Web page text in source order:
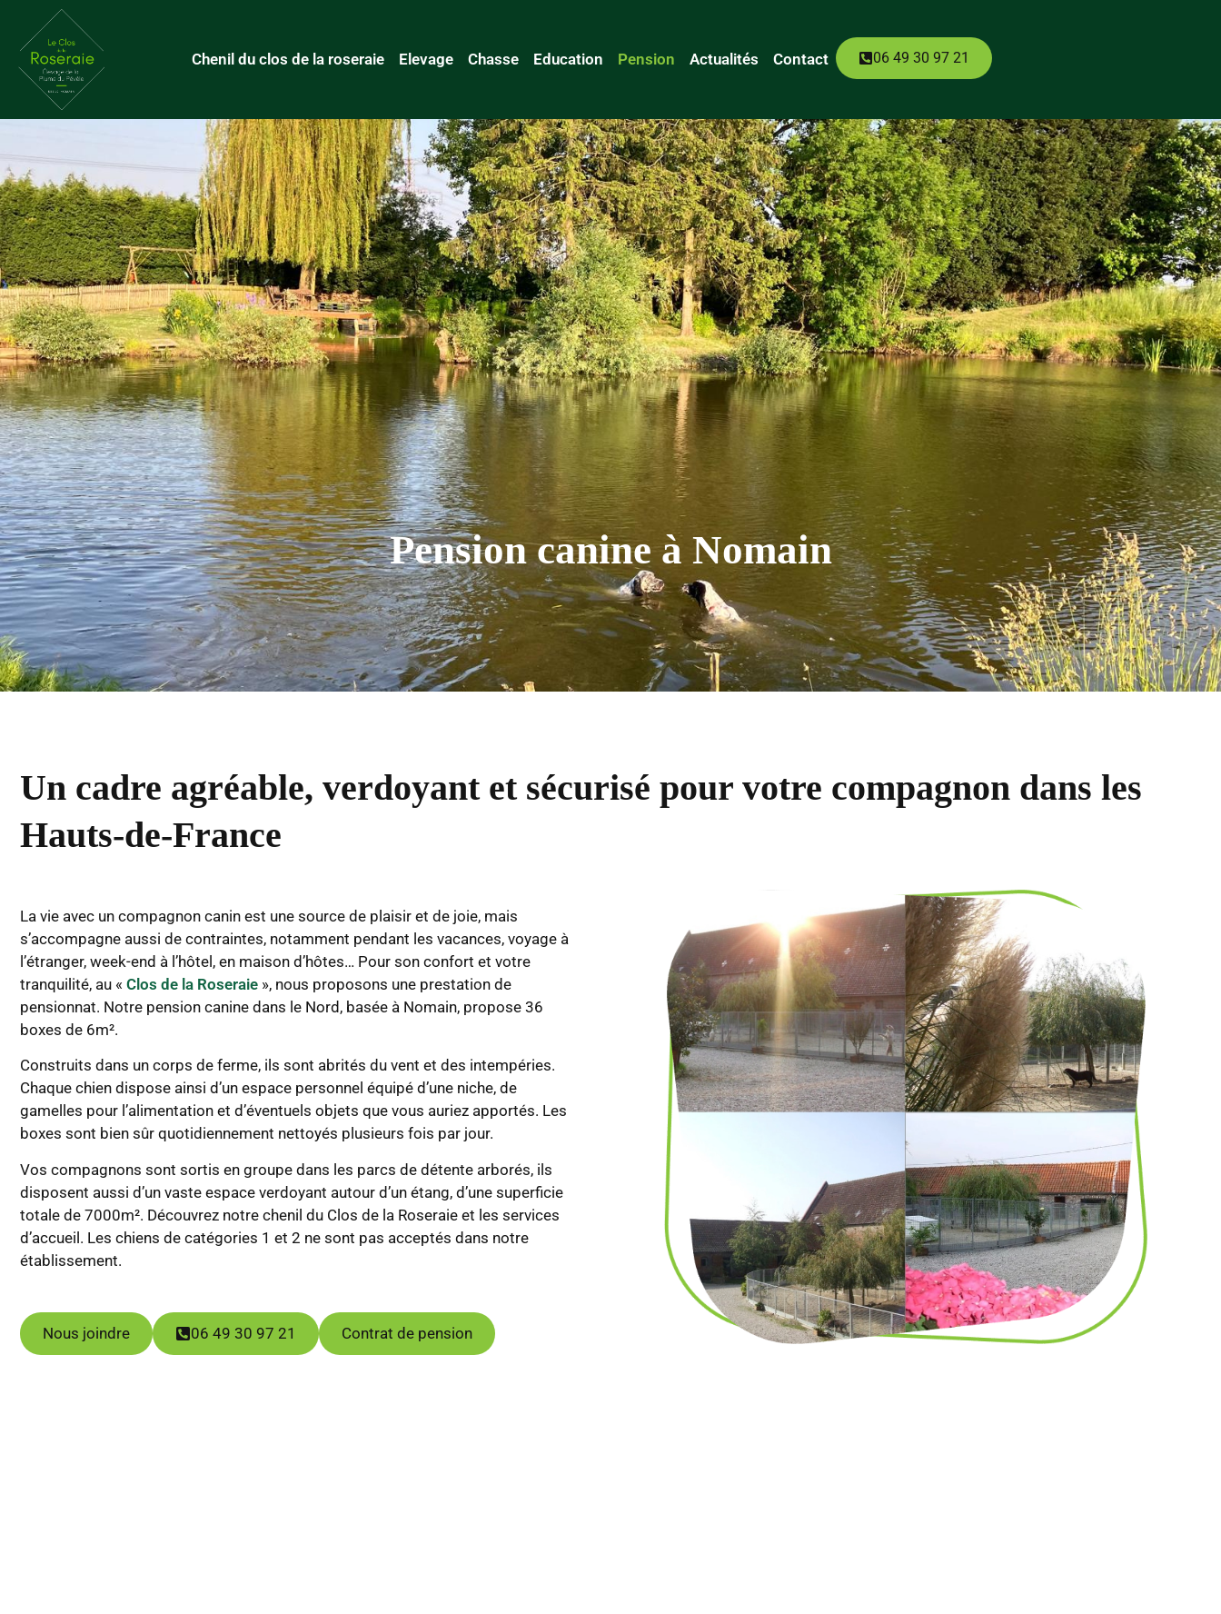
principal
Chenil du clos de la roseraie Elevage Chasse Education Pension Actualités Contact 06 49 30 97 21
Pension canine à Nomain
Un cadre agréable, verdoyant et sécurisé pour votre compagnon dans les
Hauts-de-France
La vie avec un compagnon canin est une source de plaisir et de joie, mais
s’accompagne aussi de contraintes, notamment pendant les vacances, voyage à
l’étranger, week-end à l’hôtel, en maison d’hôtes… Pour son confort et votre
tranquilité, au « Clos de la Roseraie », nous proposons une prestation de
pensionnat. Notre pension canine dans le Nord, basée à Nomain, propose 36
boxes de 6m².
Construits dans un corps de ferme, ils sont abrités du vent et des intempéries.
Chaque chien dispose ainsi d’un espace personnel équipé d’une niche, de
gamelles pour l’alimentation et d’éventuels objets que vous auriez apportés. Les
boxes sont bien sûr quotidiennement nettoyés plusieurs fois par jour.
Vos compagnons sont sortis en groupe dans les parcs de détente arborés, ils
disposent aussi d’un vaste espace verdoyant autour d’un étang, d’une superficie
totale de 7000m². Découvrez notre chenil du Clos de la Roseraie et les services
d’accueil. Les chiens de catégories 1 et 2 ne sont pas acceptés dans notre
établissement.
Nous joindre 06 49 30 97 21 Contrat de pension